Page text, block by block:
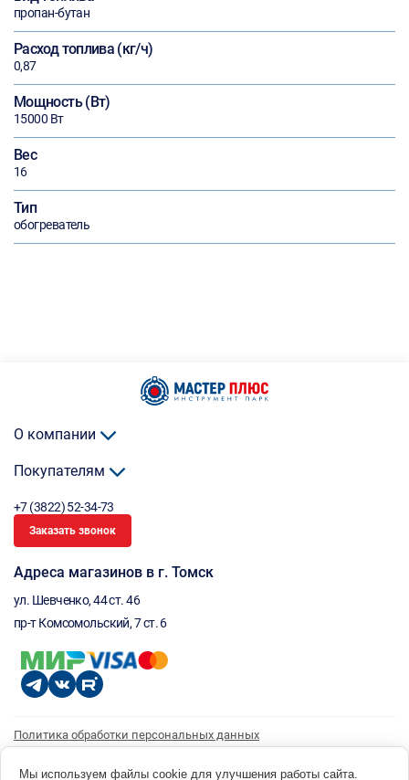
пропан-бутан
Расход топлива (кг/ч)
0,87
Мощность (Вт)
15000 Вт
Вес
16
Тип
обогреватель
О компании
Покупателям
+7 (3822) 52-34-73
Заказать звонок
Адреса магазинов в г. Томск
ул. Шевченко, 44 ст. 46
пр-т Комсомольский, 7 ст. 6
Политика обработки персональных данных
Согласие на получение рассылки
Мы используем файлы cookie для улучшения работы сайта.